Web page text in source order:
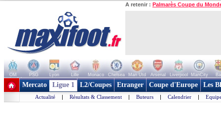
A retenir : Palmarès Coupe du
OM PSG Lyon Lille Monaco Chelsea Man Utd Arsenal Liverpool ManCity
+ de clubs
Mercato Ligue 1 L2/Coupes Etranger Coupe d'Europe Les
Actualité | Résultats & Classement | Buteurs | Calendrier |